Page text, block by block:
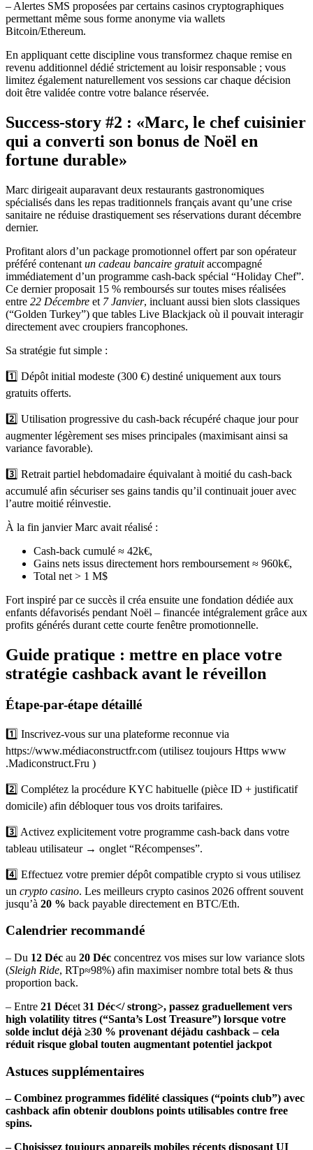
– Alertes SMS proposées par certains casinos cryptographiques
permettant même sous forme anonyme via wallets
Bitcoin/Ethereum.
En appliquant cette discipline vous transformez chaque remise en
revenu additionnel dédié strictement au loisir responsable ; vous
limitez également naturellement vos sessions car chaque décision
doit être validée contre votre balance réservée.
Success‑story #2 : «​Marc, le chef cuisinier
qui a converti son bonus de Noël en
fortune durable​»
Marc dirigeait auparavant deux restaurants gastronomiques
spécialisés dans les repas traditionnels français avant qu’une crise
sanitaire ne réduise drastiquement ses réservations durant décembre
dernier.
Profitant alors d’un package promotionnel offert par son opérateur
préféré contenant un cadeau bancaire gratuitaccompagné
immédiatement d’un programme cash‑back spécial “Holiday Chef”.
Ce dernier proposait 15 % remboursés sur toutes mises réalisées
entre 22 Décembre et 7 Janvier, incluant aussi bien slots classiques
(“Golden Turkey”) que tables Live Blackjack où il pouvait interagir
directement avec croupiers francophones.
Sa stratégie fut simple :
1️⃣ Dépôt initial modeste (300 €) destiné uniquement aux tours
gratuits offerts.
2️⃣ Utilisation progressive du cash‑back récupéré chaque jour pour
augmenter légèrement ses mises principales (maximisant ainsi sa
variance favorable).
3️⃣ Retrait partiel hebdomadaire équivalant à moitié du cash‑back
accumulé afin sécuriser ses gains tandis qu’il continuait jouer avec
l’autre moitié réinvestie.
À la fin janvier Marc avait réalisé :
Cash‑back cumulé ≈ ​42​k€,
Gains nets issus directement hors remboursement ≈ ​960​k€,
Total net > ​1​ M$​
Fort inspiré par ce succès il créa ensuite une fondation dédiée aux
enfants défavorisés pendant Noël – financée intégralement grâce aux
profits générés durant cette courte fenêtre promotionnelle.
Guide pratique : mettre en place votre
stratégie cashback avant le réveillon
Étape‐par‐étape détaillé
1️⃣ Inscrivez‐vous sur una plateforme reconnue via
https://www.médiacons­truct­fr.com (utilisez toujours Https www
.Madi­construct.Fru )
2️⃣ Complétez la procédure KYC habituelle (pièce ID + justificatif
domicile) afin débloquer tous vos droits tarifaires.
3️⃣ Activez explicitement votre programme cash‐back dans votre
tableau utilisateur → onglet “Récompenses”.
4️⃣ Effectuez votre premier dépôt compatible crypto si vous utilisez
un crypto casino. Les meilleurs crypto casinos 2026 offrent souvent
jusqu’à 20 % back payable directement en BTC/Eth.
Calendrier recommandé
– Du 12 Déc au 20 Déc concentrez vos mises sur low variance slots
(Sleigh Ride, RTp≈98%) afin maximiser nombre total bets & thus
proportion back.
– Entre 21 Décet 31 Déc</ strong>, passez graduellement vers
high volatility titres (“Santa’s Lost Treasure”) lorsque votre
solde inclut déjà ≥30 % provenant déjàdu cash­back – cela
réduit risque global touten augmentant potentiel jackpot
Astuces supplémentaires
– Combinez programmes fidélité classiques (“points club”) avec
cash­back afin obtenir doublons points utilisables contre free
spins.
– Choisissez toujours appareils mobiles récents disposant UI